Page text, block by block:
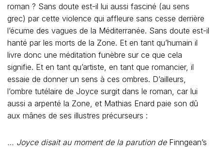
roman ? Sans doute est-il lui aussi fasciné (au sens
grec) par cette violence qui affleure sans cesse derrière
l’écume des vagues de la Méditerranée. Sans doute est-il
hanté par les morts de la Zone. Et en tant qu’humain il
livre donc une méditation funèbre sur ce que cela
signifie. Et en tant qu’artiste, en tant que romancier, il
essaie de donner un sens à ces ombres. D’ailleurs,
l’ombre tutélaire de Joyce surgit dans le roman, car lui
aussi a arpenté la Zone, et Mathias Enard paie son dû
aux mânes de ses illustres précurseurs :
… Joyce disait au moment de la parution deFinngean’s